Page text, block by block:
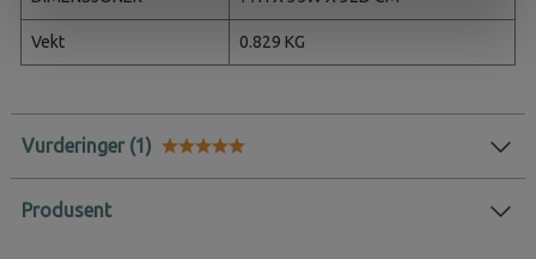
Vekt 0.829 KG
Vurderinger
Produsent